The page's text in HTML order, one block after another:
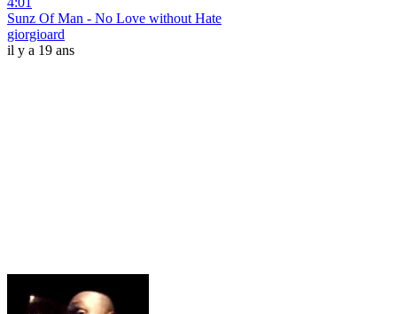
Sunz Of Man - No Love without Hate
giorgioard
il y a 19 ans